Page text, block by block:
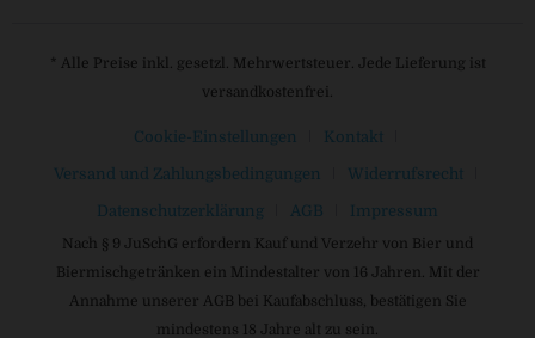
* Alle Preise inkl. gesetzl. Mehrwertsteuer. Jede Lieferung ist
versandkostenfrei.
Cookie-Einstellungen Kontakt
Versand und Zahlungsbedingungen Widerrufsrecht
Datenschutzerklärung AGB Impressum
Nach § 9 JuSchG erfordern Kauf und Verzehr von Bier und
Biermischgetränken ein Mindestalter von 16 Jahren. Mit der
Annahme unserer AGB bei Kaufabschluss, bestätigen Sie
mindestens 18 Jahre alt zu sein.